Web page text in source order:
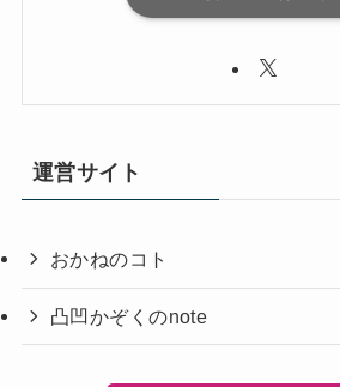
運営サイト
おかねのコト
凸凹かぞくのnote